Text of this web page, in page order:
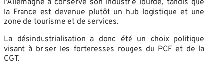
l’Allemagne a conservé son industrie lourde, tandis que
la France est devenue plutôt un hub logistique et une
zone de tourisme et de services.
La désindustrialisation a donc été un choix politique
visant à briser les forteresses rouges du PCF et de la
CGT.